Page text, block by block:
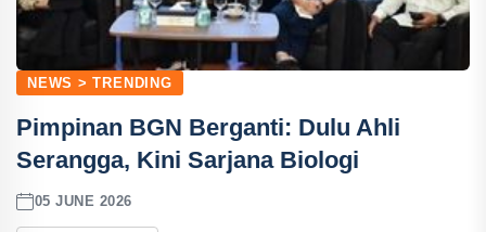
NEWS > TRENDING
Pimpinan BGN Berganti: Dulu Ahli
Serangga, Kini Sarjana Biologi
05 JUNE 2026